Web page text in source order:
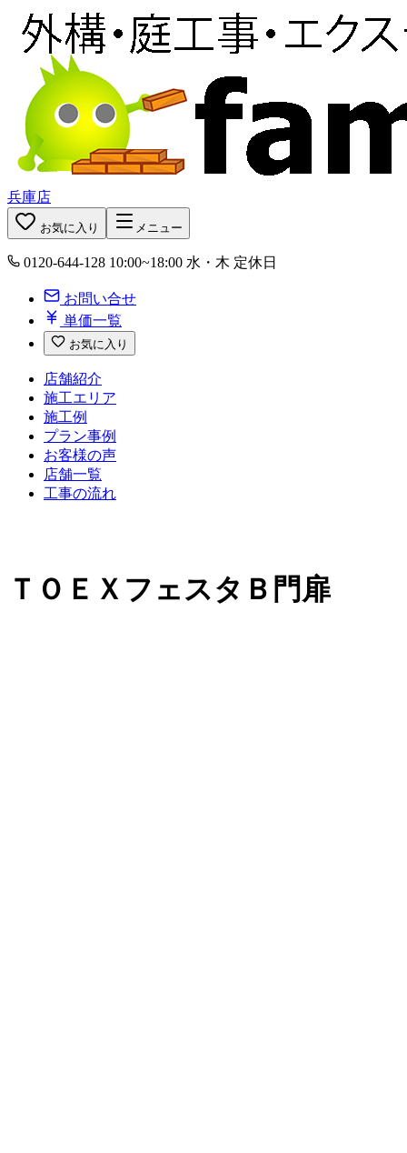
兵庫店
お気に入り メニュー
0120-644-128 10:00~18:00 水・木 定休日
お問い合せ
単価一覧
お気に入り
店舗紹介
施工エリア
施工例
プラン事例
お客様の声
店舗一覧
工事の流れ
ＴＯＥＸフェスタＢ門扉